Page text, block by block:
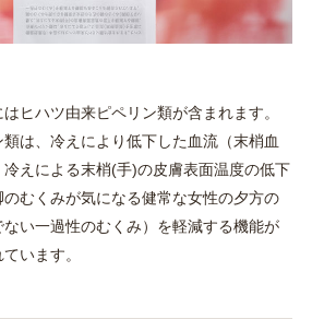
ヒハツ由来ピペリン類が含まれます。
は、冷えにより低下した血流（末梢血
えによる末梢(手)の皮膚表面温度の低下
むくみが気になる健常な女性の夕方の
い一過性のむくみ）を軽減する機能が
います。